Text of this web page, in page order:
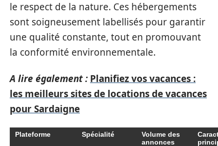
le respect de la nature. Ces hébergements
sont soigneusement labellisés pour garantir
une qualité constante, tout en promouvant
la conformité environnementale.
A lire également : Planifiez vos vacances :
les meilleurs sites de locations de vacances
pour Sardaigne
Plateforme Spécialité
Volume des
annonces